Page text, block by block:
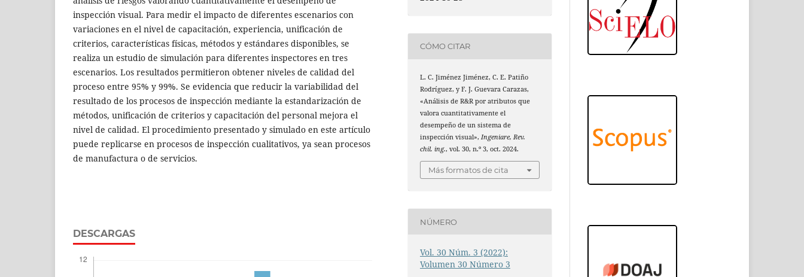
inspección visual. Para medir el impacto de diferentes escenarios con
variaciones en el nivel de capacitación, experiencia, unificación de
criterios, características físicas, métodos y estándares disponibles, se
realiza un estudio de simulación para diferentes inspectores en tres
escenarios. Los resultados permitieron obtener niveles de calidad del
proceso entre 95% y 99%. Se evidencia que reducir la variabilidad del
resultado de los procesos de inspección mediante la estandarización de
métodos, unificación de criterios y capacitación del personal mejora el
nivel de calidad. El procedimiento presentado y simulado en este artículo
puede replicarse en procesos de inspección cualitativos, ya sean procesos
de manufactura o de servicios.
DESCARGAS
CÓMO CITAR
L. C. Jiménez Jiménez, C. E. Patiño
Rodríguez, y F. J. Guevara Carazas,
«Análisis de R&R por atributos que
valora cuantitativamente el
desempeño de un sistema de
inspección visual»,Ingeniare, Rev.
chil. ing., vol. 30, n.º 3, oct. 2024.
Más formatos de cita
NÚMERO
Vol. 30 Núm. 3 (2022):
Volumen 30 Número 3